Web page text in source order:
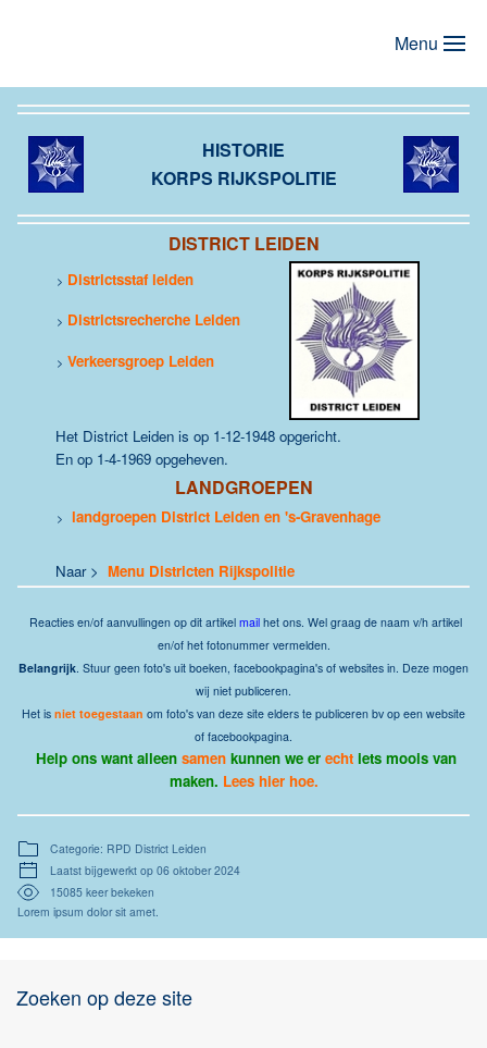
Menu
HISTORIE
KORPS RIJKSPOLITIE
DISTRICT LEIDEN
> Districtsstaf leiden
> Districtsrecherche Leiden
> Verkeersgroep Leiden
Het District Leiden is op 1-12-1948 opgericht.
En op 1-4-1969 opgeheven.
LANDGROEPEN
> landgroepen District Leiden en 's-Gravenhage
Naar > Menu Districten Rijkspolitie
Reactiesen/of aanvullingen op dit artikel mail het ons. Wel graag de naam v/h artikel
en/of het fotonummer vermelden.
Belangrijk. Stuur geen foto's uit boeken, facebookpagina's of websites in. Deze mogen
wij niet publiceren.
Het is niet toegestaan om foto's van deze site elders te publiceren bv op een website
of facebookpagina.
Help ons want alleen samenkunnen we er echtiets moois van
maken. Lees hier hoe.
Categorie: RPD District Leiden
Laatst bijgewerkt op 06 oktober 2024
15085 keer bekeken
Lorem ipsum dolor sit amet.
Zoeken op deze site